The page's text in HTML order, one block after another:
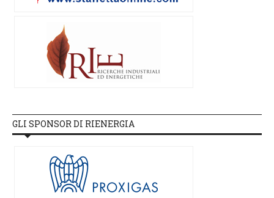
GLI SPONSOR DI RIENERGIA